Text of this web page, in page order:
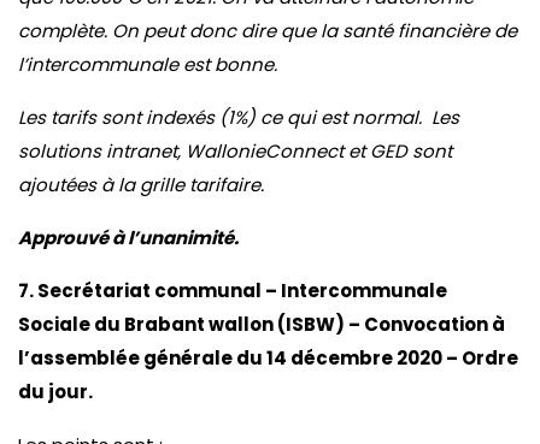
complète. On peut donc dire que la santé financière de
l’intercommunale est bonne.
Les tarifs sont indexés (1%) ce qui est normal. Les
solutions intranet, WallonieConnect et GED sont
ajoutées à la grille tarifaire.
Approuvé à l’unanimité.
7. Secrétariat communal – Intercommunale
Sociale du Brabant wallon (ISBW) – Convocation à
l’assemblée générale du 14 décembre 2020 – Ordre
du jour.